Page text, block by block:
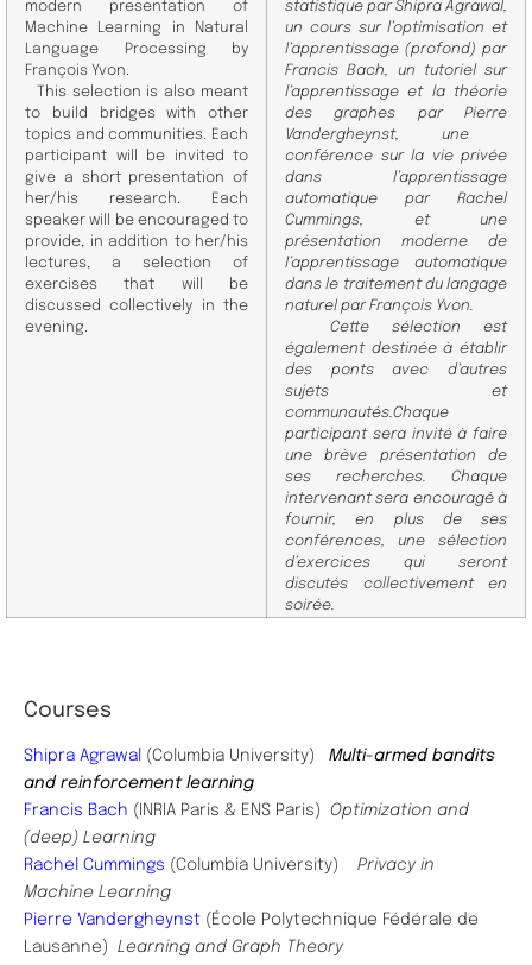
modern presentation of
Machine Learning in Natural
Language Processing by
François Yvon.
This selection is also meant
to build bridges with other
topics and communities. Each
participant will be invited to
give a short presentation of
her/his research. Each
speaker will be encouraged to
provide, in addition to her/his
lectures, a selection of
exercises that will be
discussed collectively
in the
evening.
statistique par Shipra Agrawal,
un cours sur l’optimisation et
l’apprentissage (profond) par
Francis Bach, un tutoriel sur
l’apprentissage et la théorie
des graphes par Pierre
Vandergheynst, une
conférence sur la vie privée
dans l’apprentissage
automatique par Rachel
Cummings, et une
présentation moderne de
l’apprentissage automatique
dans le traitement du langage
naturel par François Yvon.
Cette sélection est
également destinée à établir
des ponts avec d’autres
sujets et
communautés.Chaque
participant sera invité à faire
une brève présentation de
ses recherches. Chaque
intervenantsera encouragé à
fournir, en plus de ses
conférences, une sélection
d’exercices qui seront
discutés collectivement en
soirée.
Courses
Shipra Agrawal (Columbia University)
Multi-armed bandits
and reinforcement learning
Francis Bach (INRIA Paris & ENS Paris) Optimization and
(deep) Learning
Rachel Cummings (Columbia University) Privacy in
Machine Learning
Pierre Vandergheynst (École Polytechnique Fédérale de
Lausanne) Learning and Graph Theory